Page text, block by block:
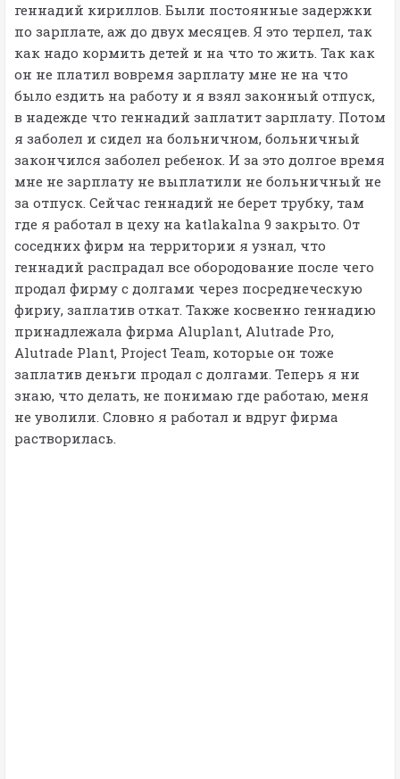
геннадий кириллов. Были постоянные задержки
по зарплате, аж до двух месяцев. Я это терпел, так
как надо кормить детей и на что то жить. Так как
он не платил вовремя зарплату мне не на что
было ездить на работу и я взял законный отпуск,
в надежде что геннадий заплатит зарплату. Потом
я заболел и сидел на больничном, больничный
закончился заболел ребенок. И за это долгое время
мне не зарплату не выплатили не больничный не
за отпуск. Сейчас геннадий не берет трубку, там
где я работал в цеху на katlakalna 9 закрыто. От
соседних фирм на территории я узнал, что
геннадий распрадал все обородование после чего
продал фирму с долгами через посреднеческую
фириу, заплатив откат. Также косвенно геннадию
принадлежала фирма Aluplant, Alutrade Pro,
Alutrade Plant, Project Team, которые он тоже
заплатив деньги продал с долгами. Теперь я ни
знаю, что делать, не понимаю где работаю, меня
не уволили. Словно я работал и вдруг фирма
растворилась.